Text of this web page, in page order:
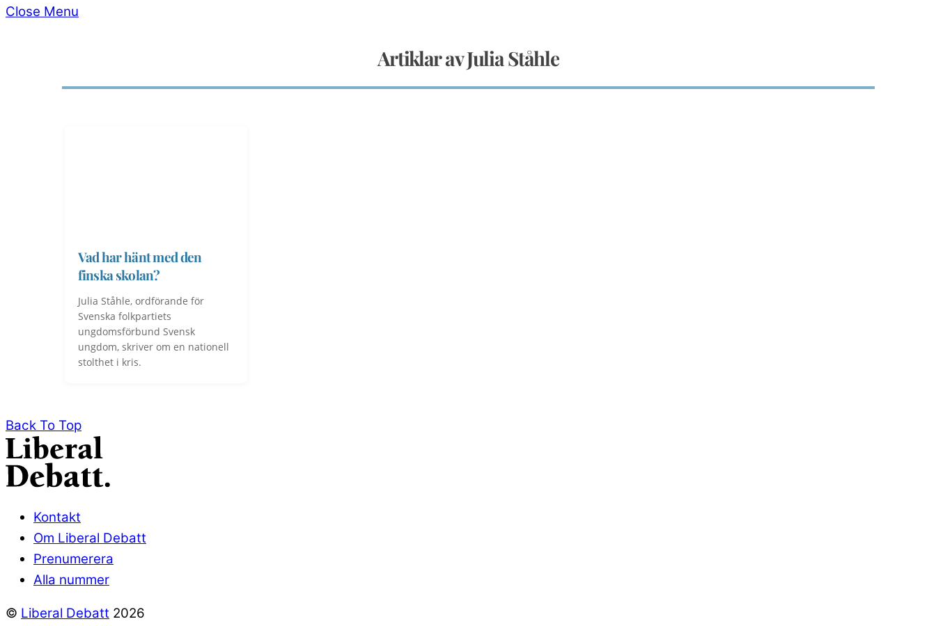
Close Menu
Artiklar av Julia Ståhle
Vad har hänt med den
finska skolan?
Julia Ståhle, ordförande för
Svenska folkpartiets
ungdomsförbund Svensk
ungdom, skriver om en nationell
stolthet i kris.
Back To Top
Kontakt
Om Liberal Debatt
Prenumerera
Alla nummer
© Liberal Debatt 2026